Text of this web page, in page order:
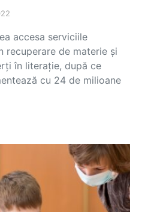
accesa serviciile
recuperare de materie și
în literație, după ce
cu 24 de milioane